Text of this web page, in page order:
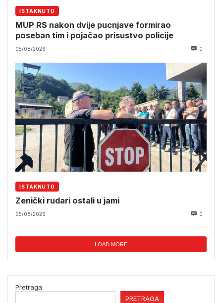
ISTAKNUTO
MUP RS nakon dvije pucnjave formirao
poseban tim i pojačao prisustvo policije
05/08/2026 0
ISTAKNUTO
Zenički rudari ostali u jami
05/08/2026 0
LOAD MORE
Pretraga
PRETRAGA